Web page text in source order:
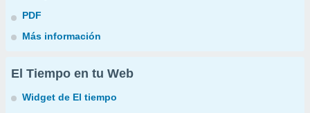
PDF
Más información
El Tiempo en tu Web
Widget de El tiempo